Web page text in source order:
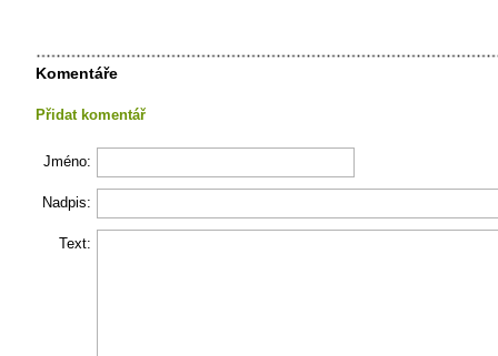
Komentáře
Přidat komentář
Jméno:
Nadpis:
Text: